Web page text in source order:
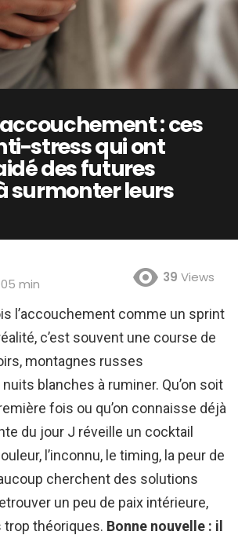
: ces
stress qui ont
des futures
surmonter leurs
min
39 Views
l’accouchement comme un sprint
c’est souvent une course de
montagnes russes
blanches à ruminer. Qu’on soit
fois ou qu’on connaisse déjà
du jour J réveille un cocktail
l’inconnu, le timing, la peur de
cherchent des solutions
un peu de paix intérieure,
théoriques. Bonne nouvelle : il